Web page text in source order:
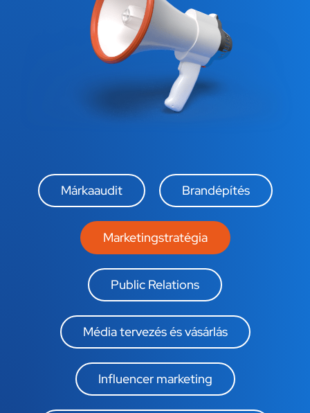
Márkaaudit Brandépítés
Marketingstratégia​
Public Relations​
Média tervezés és vásárlás​
Influencer marketing​